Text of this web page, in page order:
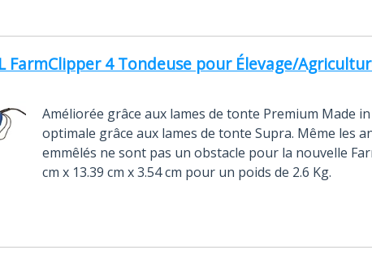
FarmClipper 4 Tondeuse pour Élevage/
Améliorée grâce aux lames de tonte Premium Made
optimale grâce aux lames de tonte Supra. Même les
emmêlés ne sont pas un obstacle pour la nouvelle
cm x 13.39 cm x 3.54 cm pour un poids de 2.6 Kg.